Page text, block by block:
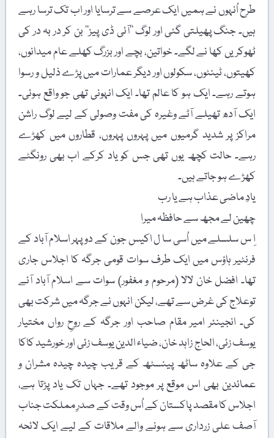
طرح اُنہوں نے ہمیں ایک عرصے سے ترسایا اور اب تک ترسا رہے
ہیں۔ جنگ پھیلتی گئی اور لوگ ’’آئی ڈی پیز‘‘ بن کر در بہ در کی
ٹھوکریں کھا نے لگے۔ خواتین، بچے اور بزرگ کھلے عام میدانوں،
کھیتوں، ٹینٹوں، سکولوں اور دیگر عمارات میں پڑے ذلیل و رسوا
ہوتے رہے۔ ایک ہو کا عالم تھا۔ ایک انہونی تھی جو واقع ہوئی۔
ایک آدھ تھیلے آٹے وغیرہ کی مفت وصولی کے لیے لوگ راشن
مراکز پر شدید گرمیوں میں پہروں پہروں، قطاروں میں کھڑے
رہے۔ حالت کچھ یوں تھی جس کو یاد کرکے اب بھی رونگٹے
کھڑے ہو جاتے ہیں۔
یادِ ماضی عذاب ہے یا رب
چھین لے مجھ سے حافظہ میرا
اِ س سلسلے میں اُسی سا ل اکیس جون کے دوپہر اسلام آباد کے
فرنٹیر ہاؤس میں ایک طرف سوات قومی جرگہ کا اجلاس جاری
تھا۔ افضل خان لالا (مرحوم و مغفور) سوات سے اسلام آباد آئے
توعلاج کی غرض سے تھے، لیکن انہوں نے جرگہ میں شرکت بھی
کی۔ انجینئر امیر مقام صاحب اور جرگہ کے روحِ رواں مختیار
یوسف زئی، الحاج زاہد خان، ضیاء الدین یوسف زئی اور خورشید کاکا
جی کے علاوہ ساٹھ پینسٹھ کے قریب چیدہ چیدہ مشران و
عمائدین بھی اس موقع پر موجود تھے۔ جہاں تک یاد پڑتا ہے،
اجلاس کا مقصد پاکستان کے اُس وقت کے صدرِ مملکت جناب
آصف علی زرداری سے ہونے والے ملاقات کے لیے ایک لائحہ